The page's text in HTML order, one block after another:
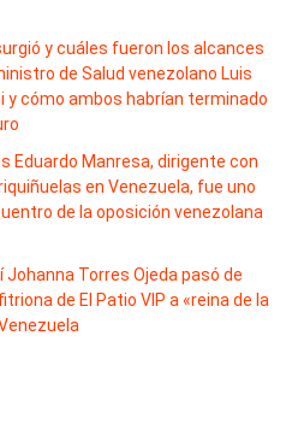
y cuáles fueron los alcances
de Salud venezolano Luis
y cómo ambos habrían terminado
Eduardo Manresa, dirigente con
en Venezuela, fue uno
de la oposición venezolana
Johanna Torres Ojeda pasó de
de El Patio VIP a «reina de la